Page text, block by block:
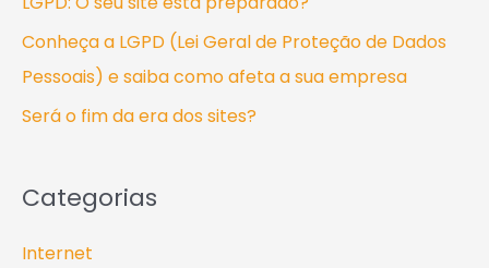
r
Conheça a LGPD (Lei Geral de Proteção de Dados
Pessoais) e saiba como afeta a sua empresa
Será o fim da era dos sites?
Categorias
Internet